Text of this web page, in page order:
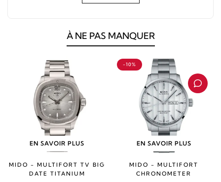
À NE PAS MANQUER
EN SAVOIR PLUS
MIDO - MULTIFORT TV BIG
DATE TITANIUM
EN SAVOIR PLUS
-10%
MIDO - MULTIFORT
CHRONOMETER